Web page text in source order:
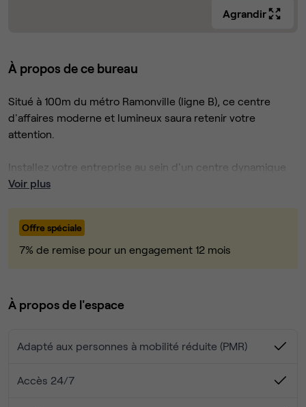
Agrandir
À propos de ce bureau
Situé à 100m du métro Ramonville (ligne B), ce centre
d'affaires moderne et lumineux saura retenir votre
attention.
Installez votre entreprise au sein d'un centre dynamique
regroupant de nombreuses entreprises de la tech comme
Proposant des bureaux privatifs d'1 postes de travail à un
plateau complet de 20-30 postes, en passant par un
Nous vous attendons pour organiser une visite au plus vite
Voir plus
Offre spéciale
7% de remise pour un engagement 12 mois
À propos de l'espace
Adapté aux personnes à mobilité réduite (PMR)
Accès 24/7